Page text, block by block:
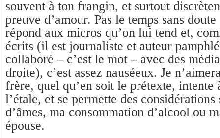
souvent à ton frangin, et surtout
preuve d’amour. Pas le temps sans
répond aux micros qu’on lui tend et,
écrits (il est journaliste et auteur
collaboré – c’est le mot – avec des
droite), c’est assez nauséeux. Je
frère, quel qu’en soit le prétexte, intente
l’étale, et se permette des considérations
d’âmes, ma consommation d’alcool ou
épouse.